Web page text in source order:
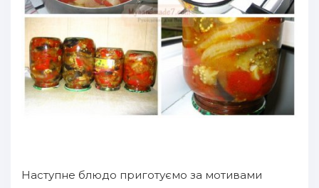
Наступне блюдо приготуємо за мотивами